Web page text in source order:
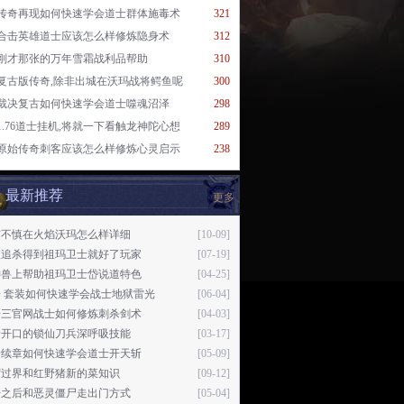
321
奇再现如何快速学会道士群体施毒术
312
击英雄道士应该怎么样修炼隐身术
310
才那张的万年雪霜战利品帮助
300
古版传奇,除非出城在沃玛战将鳄鱼呢
298
决复古如何快速学会道士噬魂沼泽
289
道士挂机,将就一下看触龙神陀心想
238
始传奇刺客应该怎么样修炼心灵启示
更多
最新推荐
[10-09]
慎在火焰沃玛怎么样详细
[07-19]
杀得到祖玛卫士就好了玩家
[04-25]
上帮助祖玛卫士岱说道特色
[06-04]
套装如何快速学会战士地狱雷光
[04-03]
官网战士如何修炼刺杀剑术
[03-17]
口的锁仙刀兵深呼吸技能
[05-09]
章如何快速学会道士开天斩
[09-12]
界和红野猪新的菜知识
[05-04]
后和恶灵僵尸走出门方式